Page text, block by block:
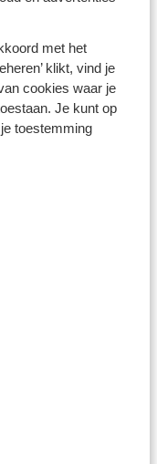
met het
klikt, vind je
cookies waar je
Je kunt op
toestemming
(laten) zetten. Alle
restitutie van jouw